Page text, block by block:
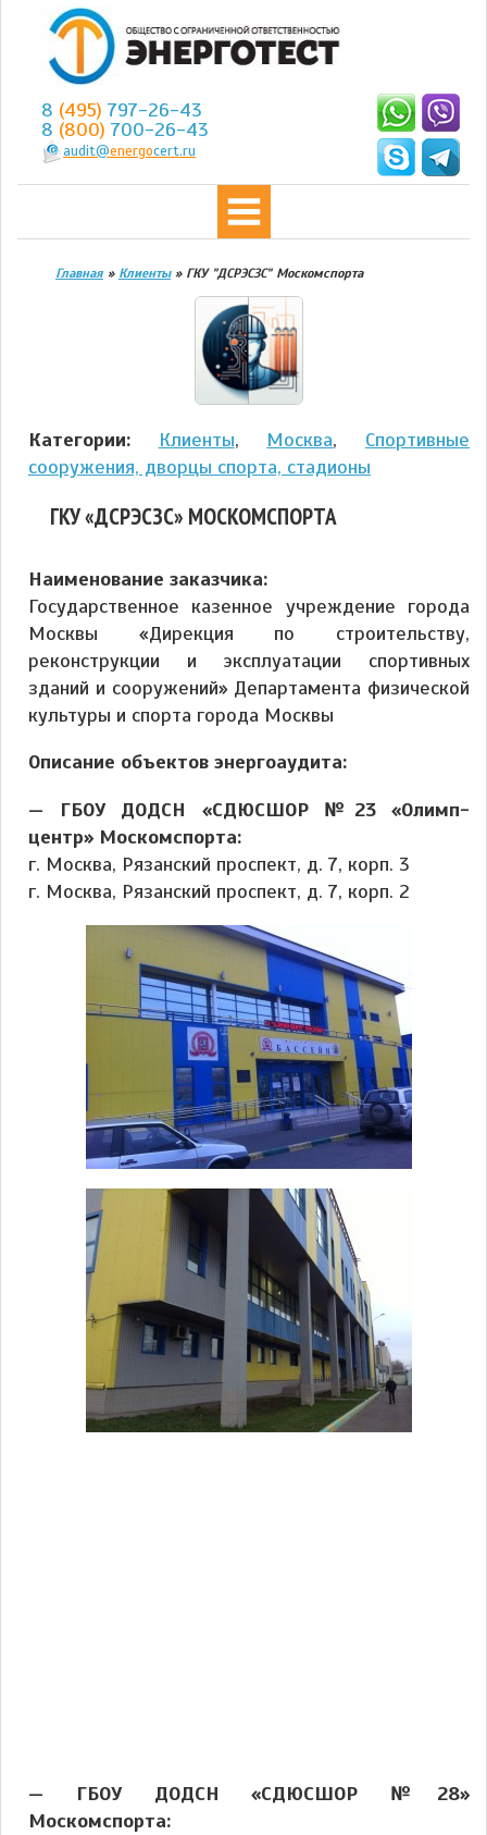
8 (495) 797-26-43
8 (800) 700-26-43
audit@energocert.ru
Главная » Клиенты» ГКУ "ДСРЭСЗС" Москомспорта
Категории: Клиенты, Москва, Спортивные
сооружения, дворцы спорта, стадионы
ГКУ «ДСРЭСЗС» МОСКОМСПОРТА
Наименование заказчика:
Государственное казенное учреждение города
Москвы «Дирекция по строительству,
реконструкции и эксплуатации спортивных
зданий и сооружений» Департамента физической
культуры и спорта города Москвы
Описание объектов энергоаудита:
— ГБОУ ДОДСН «СДЮСШОР №23 «Олимп-
центр» Москомспорта:
г. Москва, Рязанский проспект, д. 7, корп. 3
г. Москва, Рязанский проспект, д. 7, корп. 2
— ГБОУ ДОДСН «СДЮСШОР №28»
Москомспорта: